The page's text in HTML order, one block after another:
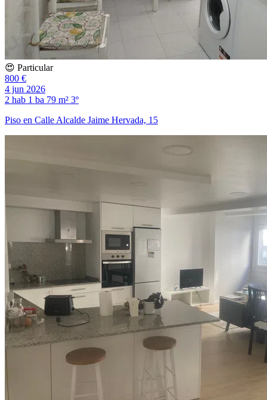
😍 Particular
800 €
4 jun 2026
2 hab 1 ba 79 m² 3º
Piso en Calle Alcalde Jaime Hervada, 15